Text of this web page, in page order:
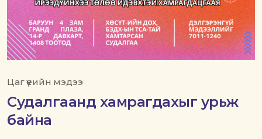
Цаг үеийн мэдээ
Судалгаанд хамрагдахыг урьж
байна